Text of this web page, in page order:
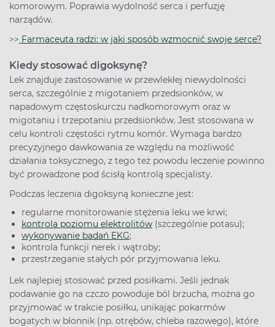
komorowym. Poprawia wydolność serca i perfuzję
narządów.
>> Farmaceuta radzi: w jaki sposób wzmocnić swoje serce?
Kiedy stosować digoksynę?
Lek znajduje zastosowanie w przewlekłej niewydolności
serca, szczególnie z migotaniem przedsionków, w
napadowym częstoskurczu nadkomorowym oraz w
migotaniu i trzepotaniu przedsionków. Jest stosowana w
celu kontroli częstości rytmu komór. Wymaga bardzo
precyzyjnego dawkowania ze względu na możliwość
działania toksycznego, z tego też powodu leczenie powinno
być prowadzone pod ścisłą kontrolą specjalisty.
Podczas leczenia digoksyną konieczne jest:
regularne monitorowanie stężenia leku we krwi;
kontrola poziomu elektrolitów (szczególnie potasu);
wykonywanie badań EKG;
kontrola funkcji nerek i wątroby;
przestrzeganie stałych pór przyjmowania leku.
Lek najlepiej stosować przed posiłkami. Jeśli jednak
podawanie go na czczo powoduje ból brzucha, można go
przyjmować w trakcie posiłku, unikając pokarmów
bogatych w błonnik (np. otrębów, chleba razowego), które